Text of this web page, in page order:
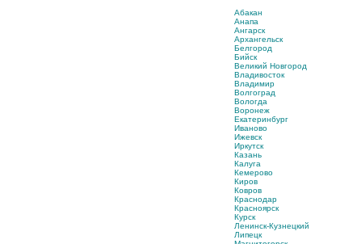
Абакан
Анапа
Ангарск
Архангельск
Белгород
Бийск
Великий Новгород
Владивосток
Владимир
Волгоград
Вологда
Воронеж
Екатеринбург
Иваново
Ижевск
Иркутск
Казань
Калуга
Кемерово
Киров
Ковров
Краснодар
Красноярск
Курск
Ленинск-Кузнецкий
Липецк